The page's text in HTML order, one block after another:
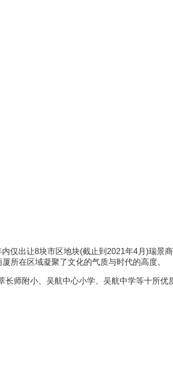
仅出让8块市区地块(截止到2021年4月)瑞
所在区域凝聚了文化的气质与时代的高度。
师附小、吴航中心小学、吴航中学等十所优